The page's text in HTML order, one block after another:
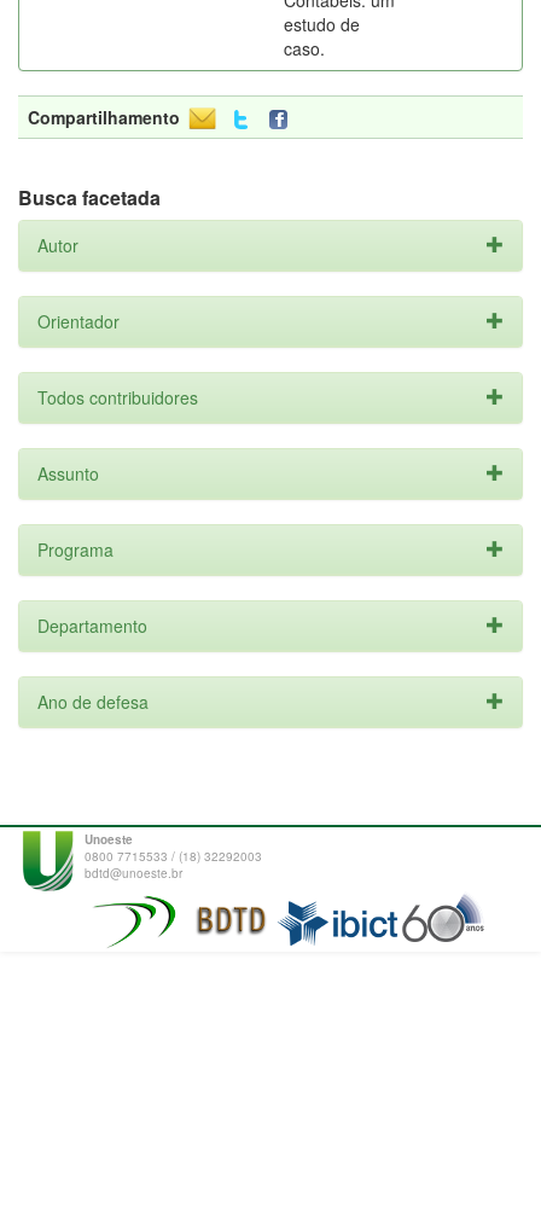
estudo de
caso.
Compartilhamento
Busca facetada
Autor
Orientador
Todos contribuidores
Assunto
Programa
Departamento
Ano de defesa
Unoeste
0800 7715533 / (18) 32292003
bdtd@unoeste.br